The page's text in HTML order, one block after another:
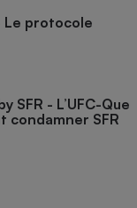
protocole
SFR - L’UFC-Que
condamner SFR